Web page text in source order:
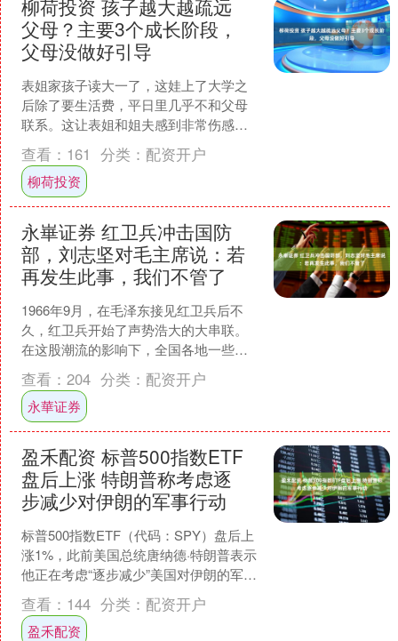
柳荷投资 孩子越大越疏远
父母？主要3个成长阶段，
父母没做好引导
表姐家孩子读大一了，这娃上了大学之
后除了要生活费，平日里几乎不和父母
联系。这让表姐和姐夫感到非常伤感，
孩子从小乖巧懂事，学习成绩也很好。
不知道从什么时候起，孩子....
查看： 161 分类： 配资开户
柳荷投资
永崋证券 红卫兵冲击国防
部，刘志坚对毛主席说：若
再发生此事，我们不管了
1966年9月，在毛泽东接见红卫兵后不
久，红卫兵开始了声势浩大的大串联。
在这股潮流的影响下，全国各地一些军
事院校的学生也开始串联，他们陆续来
到北京，并以揪工作组....
查看： 204 分类： 配资开户
永華证券
盈禾配资 标普500指数ETF
盘后上涨 特朗普称考虑逐
步减少对伊朗的军事行动
标普500指数ETF（代码：SPY）盘后上
涨1%，此前美国总统唐纳德·特朗普表示
他正在考虑“逐步减少”美国对伊朗的军事
行动。 “随着我们正非常接近达成目标，
我们....
查看： 144 分类： 配资开户
盈禾配资